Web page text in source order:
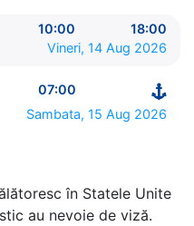
Insulele Virgine
0:00 - 0:00
10:00
18:00
Vineri, 14 Aug 2026
07:00
Sambata, 15 Aug 2026
în Statele Unite
au nevoie de viză.